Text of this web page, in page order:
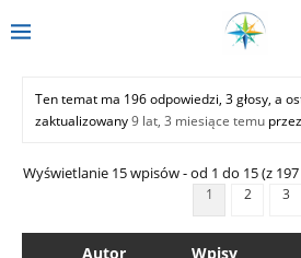
Ten temat ma 196 odpowiedzi, 3 głosy, a
zaktualizowany9 lat, 3 miesiące temu przez
Wyświetlanie 15 wpisów - od 1 do 15 (z
1 2 3
Autor Wpisy